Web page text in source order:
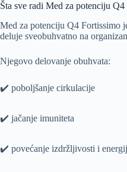
Šta sve radi Med za potenciju
Med za potenciju Q4 Fortissimo
deluje sveobuhvatno na
Njegovo delovanje obuhvata:
✔️ poboljšanje cirkulacije
✔️ jačanje imuniteta
✔️ povećanje izdržljivosti i